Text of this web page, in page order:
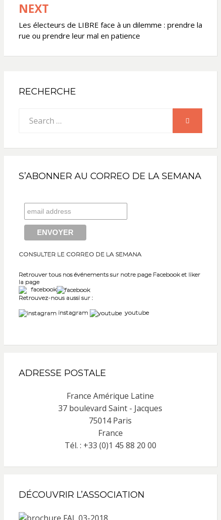
NEXT
Les électeurs de LIBRE face à un dilemme : prendre la
rue ou prendre leur mal en patience
RECHERCHE
for:
SEARCH
S’ABONNER AU CORREO DE LA SEMANA
CONSULTER LE CORREO DE LA SEMANA
Retrouver tous nos événements sur notre page Facebook et liker
la page
facebook
Retrouvez-nous aussi sur :
instagram
youtube
ADRESSE POSTALE
France Amérique Latine
37 boulevard Saint - Jacques
75014 Paris
France
Tél. : +33 (0)1 45 88 20 00
DÉCOUVRIR L’ASSOCIATION